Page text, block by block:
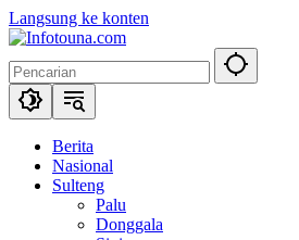
Langsung ke konten
Berita
Nasional
Sulteng
Palu
Donggala